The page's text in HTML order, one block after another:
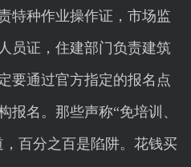
特种作业操作证，市场监
员证，住建部门负责建筑
要通过官方指定的报名点
报名。那些声称“免培训、
百分之百是陷阱。花钱买